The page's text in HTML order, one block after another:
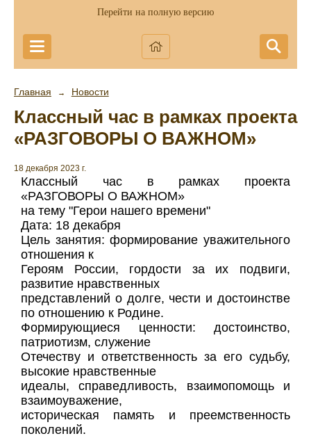
Перейти на полную версию
Главная → Новости
Классный час в рамках проекта
«РАЗГОВОРЫ О ВАЖНОМ»
18 декабря 2023 г.
Классный час в рамках проекта
«РАЗГОВОРЫ О ВАЖНОМ»
на тему "Герои нашего времени"
Дата: 18 декабря
Цель занятия: формирование уважительного
отношения к
Героям России, гордости за их подвиги,
развитие нравственных
представлений о долге, чести и достоинстве
по отношению к Родине.
Формирующиеся ценности: достоинство,
патриотизм, служение
Отечеству и ответственность за его судьбу,
высокие нравственные
идеалы, справедливость, взаимопомощь и
взаимоуважение,
историческая память и преемственность
поколений.